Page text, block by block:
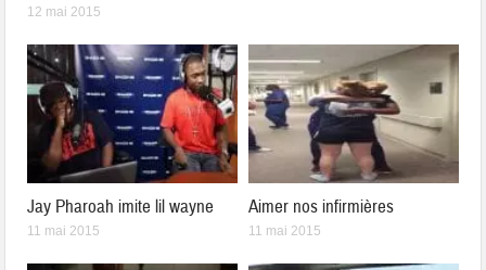
12 mai 2015
Jay Pharoah imite lil wayne
11 mai 2015
Aimer nos infirmières
11 mai 2015